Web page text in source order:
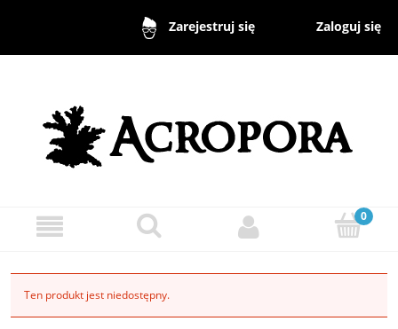
Zarejestruj się Zaloguj się
Ten produkt jest niedostępny.